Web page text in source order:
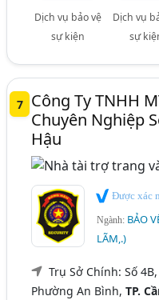
Dịch vụ bảo vệ
sự kiện
Dịch vụ
sự
7
Công Ty TNHH
Chuyên Nghiệp
Hậu
Được xác
Ngành: BẢO
LÃM,.)
Trụ Sở Chính: Số
Phường An Bình,TP.